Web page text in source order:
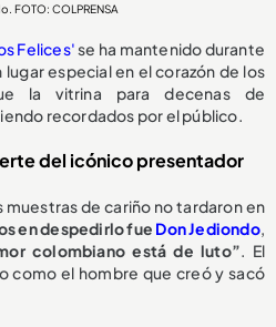
FOTO: COLPRENSA
Felices'se ha mantenido durante
especial en el corazón de los
la vitrina para decenas de
recordados por el público.
del icónico presentador
muestras de cariño no tardaron en
en despedirlo fue Don Jediondo,
colombiano está de luto”. El
como el hombre que creó y sacó